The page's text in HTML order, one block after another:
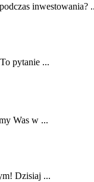
⁢inwestowania?
pytanie ...
Was w ...
⁤Dzisiaj ...